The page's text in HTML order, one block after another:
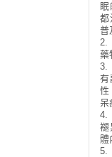
都
普
藥
有
性
呆
褪
體